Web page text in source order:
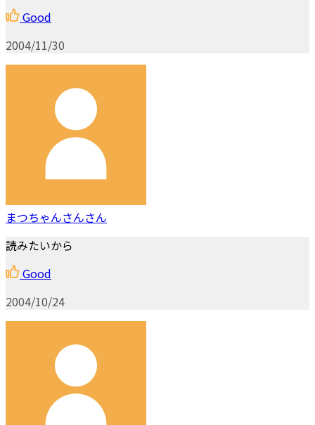
Good
2004/11/30
まつちゃんさんさん
読みたいから
Good
2004/10/24